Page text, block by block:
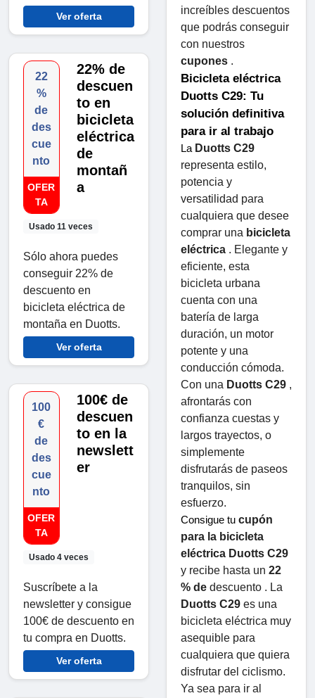
Ver oferta
22
%
de
des
cue
nto
OFER
TA
Usado 11 veces
22% de
descuen
to en
bicicleta
eléctrica
de
montañ
a
Sólo ahora puedes
conseguir 22% de
descuento en
bicicleta eléctrica de
montaña en Duotts.
Ver oferta
100
€
de
des
cue
nto
OFER
TA
Usado 4 veces
100€ de
descuen
to en la
newslett
er
Suscríbete a la
newsletter y consigue
100€ de descuento en
tu compra en Duotts.
Ver oferta
increíbles descuentos
que podrás conseguir
cupones .
Bicicleta eléctrica
Duotts ​​C29: Tu
solución definitiva
para ir al trabajo
La Duotts ​​C29
representa estilo,
potencia y
versatilidad para
cualquiera que desee
comprar una bicicleta
eléctrica . Elegante y
eficiente, esta
bicicleta urbana
cuenta con una
batería de larga
duración, un motor
potente y una
conducción cómoda.
Con una Duotts ​​C29 ,
afrontarás con
confianza cuestas y
largos trayectos, o
simplemente
disfrutarás de paseos
tranquilos, sin
esfuerzo.
Consigue tu cupón
para la bicicleta
eléctrica Duotts ​​C29
y recibe hasta un 22
% de
Duotts ​​C29 es una
bicicleta eléctrica muy
asequible para
cualquiera que quiera
disfrutar del ciclismo.
Ya sea para ir al